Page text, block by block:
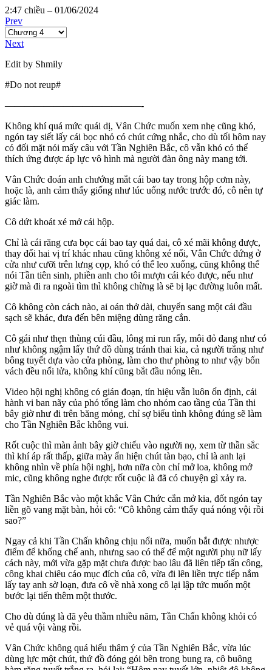
2:47 chiều – 01/06/2024
Prev
Next
Edit by Shmily
#Do not reup#
——————————————-
Không khí quá mức quái dị, Vân Chức muốn xem nhẹ cũng khó,
ngón tay siết lấy cái bọc nhỏ có chút cứng nhắc, cho dù tối hôm nay
có đối mặt nói mấy câu với Tần Nghiên Bắc, cô vẫn khó có thể
thích ứng được áp lực vô hình mà người đàn ông này mang tới.
Vân Chức đoán anh chướng mắt cái bao tay trong hộp cơm này,
hoặc là, anh cảm thấy giống như lúc uống nước trước đó, cô nên tự
giác làm.
Cô dứt khoát xé mở cái hộp.
Chỉ là cái răng cưa bọc cái bao tay quá dai, cô xé mãi không được,
thay đổi hai vị trí khác nhau cũng không xé nổi, Vân Chức đứng ở
cửa như cưỡi trên lưng cọp, khó có thể leo xuống, cũng không thể
nói Tần tiên sinh, phiền anh cho tôi mượn cái kéo được, nếu như
giờ mà đi ra ngoài tìm thì không chừng là sẽ bị lạc đường luôn mất.
Cô không còn cách nào, ai oán thở dài, chuyển sang một cái đầu
sạch sẽ khác, đưa đến bên miệng dùng răng cắn.
Cô gái như thẹn thùng cúi đầu, lông mi run rẩy, môi đỏ đang như có
như không ngậm lấy thứ đồ dùng tránh thai kia, cả người trắng như
bông tuyết dựa vào cửa phòng, làm cho thư phòng to như vậy bốn
vách đều nổi lửa, không khí cũng bắt đầu nóng lên.
Video hội nghị không có gián đoạn, tín hiệu vẫn luôn ổn định, cái
hành vi ban nãy của phó tổng làm cho nhóm cao tầng của Tần thi
bây giờ như đi trên băng mỏng, chỉ sợ biểu tình không đúng sẽ làm
cho Tần Nghiên Bắc không vui.
Rốt cuộc thì màn ảnh bây giờ chiếu vào người nọ, xem từ thần sắc
thì khí áp rất thấp, giữa mày ẩn hiện chút tàn bạo, chỉ là anh lại
không nhìn về phía hội nghị, hơn nữa còn chỉ mở loa, không mở
mic, cũng không nghe được rốt cuộc là đã có chuyện gì xảy ra.
Tần Nghiên Bắc vào một khắc Vân Chức cắn mở kia, đốt ngón tay
liền gõ vang mặt bàn, hỏi cô: “Cô không cảm thấy quá nóng vội rồi
sao?”
Ngay cả khi Tần Chấn không chịu nổi nữa, muốn bắt được nhược
điểm để khống chế anh, nhưng sao có thể để một người phụ nữ lấy
cách này, mới vừa gặp mặt chưa được bao lâu đã liên tiếp tấn công,
công khai chiêu cáo mục đích của cô, vừa đi lên liền trực tiếp nắm
lấy tay anh sờ loạn, đưa cô về nhà xong cô lại lập tức muốn một
bước lại tiến thêm một thước.
Cho dù đúng là đã yêu thầm nhiều năm, Tần Chấn không khỏi có
vẻ quá vội vàng rồi.
Vân Chức không quá hiểu thâm ý của Tần Nghiên Bắc, vừa lúc
dùng lực một chút, thứ đồ đóng gói bên trong bung ra, cô buông